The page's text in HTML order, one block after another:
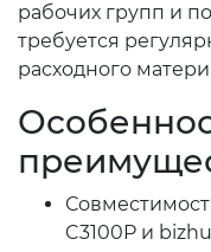
рабочих групп и
требуется
расходного
C3100P и